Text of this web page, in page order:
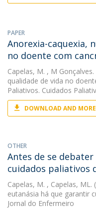
PAPER
Anorexia-caquexia,
no doente com
Capelas, M. , M
qualidade de vida no
Paliativos. Cuidados
DOWNLOAD AND
OTHER
Antes de se
cuidados paliativos
Capelas, M. , Capelas, ML.
eutanásia há que garantir
Jornal do Enfermeiro